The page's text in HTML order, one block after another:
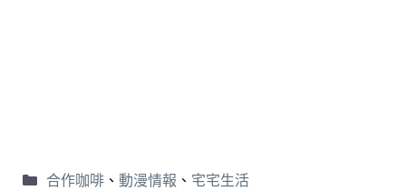
合作咖啡、 動漫情報 、 宅宅生活